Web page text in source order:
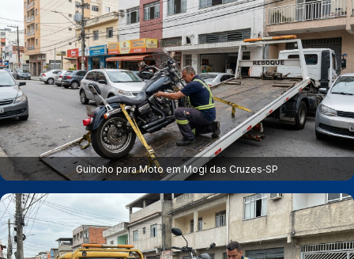
Guincho para Moto em Mogi das Cruzes‑SP